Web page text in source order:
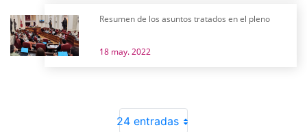
Resumen de los asuntos tratados en el pleno
18 may. 2022
24 entradas